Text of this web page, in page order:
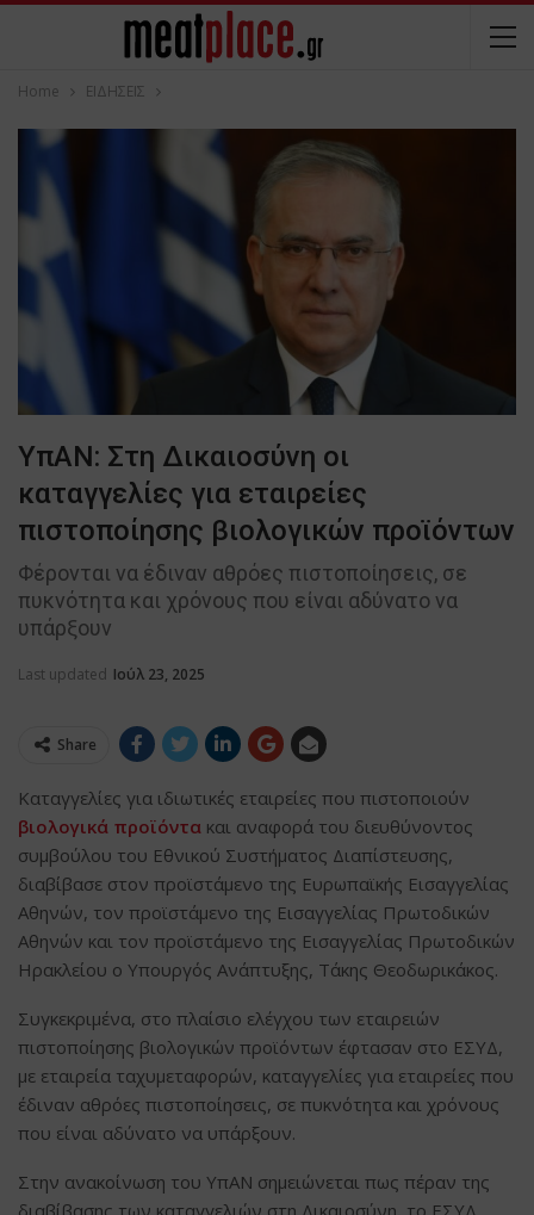
Home ΕΙΔΗΣΕΙΣ
ΥπΑΝ: Στη Δικαιοσύνη οι
καταγγελίες για εταιρείες
πιστοποίησης βιολογικών προϊόντων
Φέρονται να έδιναν αθρόες πιστοποίησεις, σε
πυκνότητα και χρόνους που είναι αδύνατο να
υπάρξουν
Last updated Ιούλ 23, 2025
Share
Καταγγελίες για ιδιωτικές εταιρείες που πιστοποιούν
βιολογικά προϊόντα και αναφορά του διευθύνοντος
συμβούλου του Εθνικού Συστήματος Διαπίστευσης,
διαβίβασε στον προϊστάμενο της Ευρωπαϊκής Εισαγγελίας
Αθηνών, τον προϊστάμενο της Εισαγγελίας Πρωτοδικών
Αθηνών και τον προϊστάμενο της Εισαγγελίας Πρωτοδικών
Ηρακλείου ο Υπουργός Ανάπτυξης, Τάκης Θεοδωρικάκος.
Συγκεκριμένα, στο πλαίσιο ελέγχου των εταιρειών
πιστοποίησης βιολογικών προϊόντων έφτασαν στο ΕΣΥΔ,
με εταιρεία ταχυμεταφορών, καταγγελίες για εταιρείες που
έδιναν αθρόες πιστοποίησεις, σε πυκνότητα και χρόνους
που είναι αδύνατο να υπάρξουν.
Στην ανακοίνωση του ΥπΑΝ σημειώνεται πως πέραν της
διαβίβασης των καταγγελιών στη Δικαιοσύνη, το ΕΣΥΔ